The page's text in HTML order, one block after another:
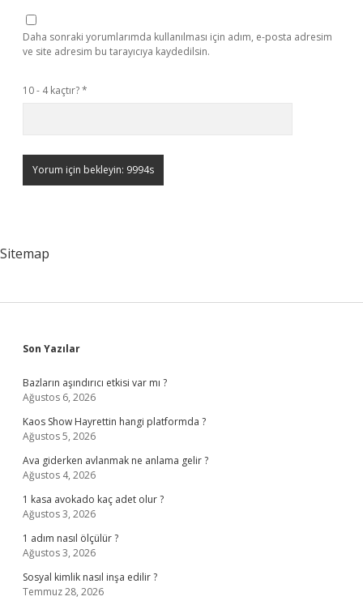
Daha sonraki yorumlarımda kullanılması için adım, e-posta adresim
ve site adresim bu tarayıcıya kaydedilsin.
10 - 4 kaçtır?*
Sitemap
Sidebar
Son Yazılar
Bazların aşındırıcı etkisi var mı ?
Ağustos 6, 2026
Kaos Show Hayrettin hangi platformda ?
Ağustos 5, 2026
Ava giderken avlanmak ne anlama gelir ?
Ağustos 4, 2026
1 kasa avokado kaç adet olur ?
Ağustos 3, 2026
1 adım nasıl ölçülür ?
Ağustos 3, 2026
Sosyal kimlik nasıl inşa edilir ?
Temmuz 28, 2026